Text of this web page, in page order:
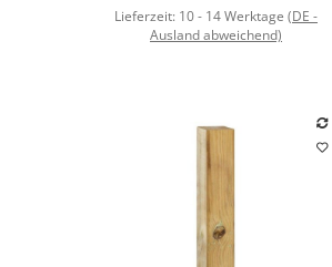
Lieferzeit: 10 - 14 Werktage(DE -
Ausland abweichend)